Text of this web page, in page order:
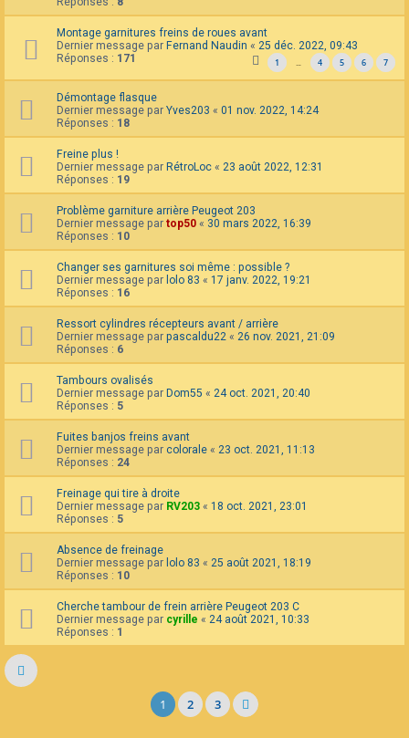
Montage garnitures freins de roues avant
Dernier message par Fernand Naudin « 25 déc. 2022, 09:43
Réponses : 171 1 … 4 5 6 7
Démontage flasque
Dernier message par Yves203 « 01 nov. 2022, 14:24
Réponses : 18
Freine plus !
Dernier message par RétroLoc « 23 août 2022, 12:31
Réponses : 19
Problème garniture arrière Peugeot 203
Dernier message par top50 « 30 mars 2022, 16:39
Réponses : 10
Changer ses garnitures soi même : possible ?
Dernier message par lolo 83 « 17 janv. 2022, 19:21
Réponses : 16
Ressort cylindres récepteurs avant / arrière
Dernier message par pascaldu22 « 26 nov. 2021, 21:09
Réponses : 6
Tambours ovalisés
Dernier message par Dom55 « 24 oct. 2021, 20:40
Réponses : 5
Fuites banjos freins avant
Dernier message par colorale « 23 oct. 2021, 11:13
Réponses : 24
Freinage qui tire à droite
Dernier message par RV203 « 18 oct. 2021, 23:01
Réponses : 5
Absence de freinage
Dernier message par lolo 83 « 25 août 2021, 18:19
Réponses : 10
Cherche tambour de frein arrière Peugeot 203 C
Dernier message par cyrille « 24 août 2021, 10:33
Réponses : 1
1 2 3